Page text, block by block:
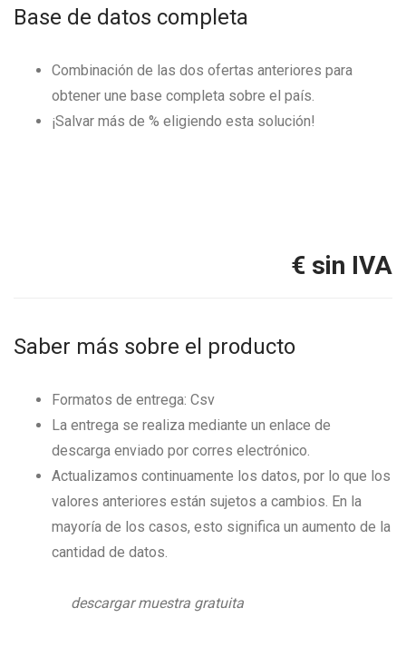
Base de datos completa
Combinación de las dos ofertas anteriores para
obtener une base completa sobre el país.
¡Salvar más de % eligiendo esta solución!
€ sin IVA
Saber más sobre el producto
Formatos de entrega: Csv
La entrega se realiza mediante un enlace de
descarga enviado por corres electrónico.
Actualizamos continuamente los datos, por lo que los
valores anteriores están sujetos a cambios. En la
mayoría de los casos, esto significa un aumento de la
cantidad de datos.
descargar muestra gratuita